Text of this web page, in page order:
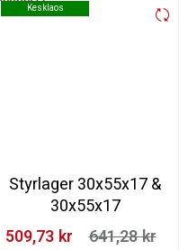
Kesklaos
Kesklaos
Styrlager 30x55x17 &
30x55x17
509,73 kr‎
641,28 kr‎